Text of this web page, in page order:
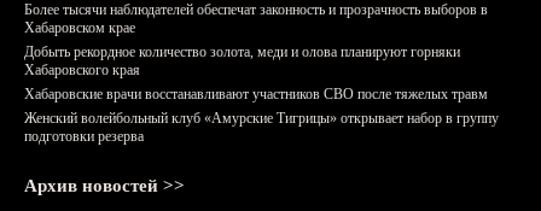
Более тысячи наблюдателей обеспечат законность и прозрачность выборов в
Хабаровском крае
Добыть рекордное количество золота, меди и олова планируют горняки
Хабаровского края
Хабаровские врачи восстанавливают участников СВО после тяжелых травм
Женский волейбольный клуб «Амурские Тигрицы» открывает набор в группу
подготовки резерва
Архив новостей >>